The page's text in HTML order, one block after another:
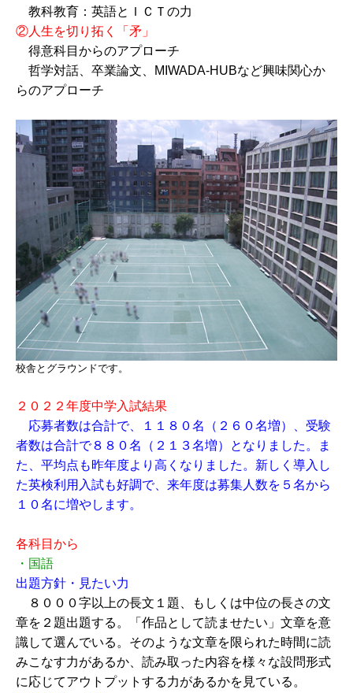
教科教育：英語とＩＣＴの力
②人生を切り拓く「矛」
得意科目からのアプローチ
哲学対話、卒業論文、MIWADA-HUBなど興味関心か
らのアプローチ
校舎とグラウンドです。
２０２２年度中学入試結果
応募者数は合計で、１１８０名（２６０名増）、受験
者数は合計で８８０名（２１３名増）となりました。ま
た、平均点も昨年度より高くなりました。新しく導入し
た英検利用入試も好調で、来年度は募集人数を５名から
１０名に増やします。
各科目から
・国語
出題方針・見たい力
８０００字以上の長文１題、もしくは中位の長さの文
章を２題出題する。「作品として読ませたい」文章を意
識して選んでいる。そのような文章を限られた時間に読
みこなす力があるか、読み取った内容を様々な設問形式
に応じてアウトプットする力があるかを見ている。